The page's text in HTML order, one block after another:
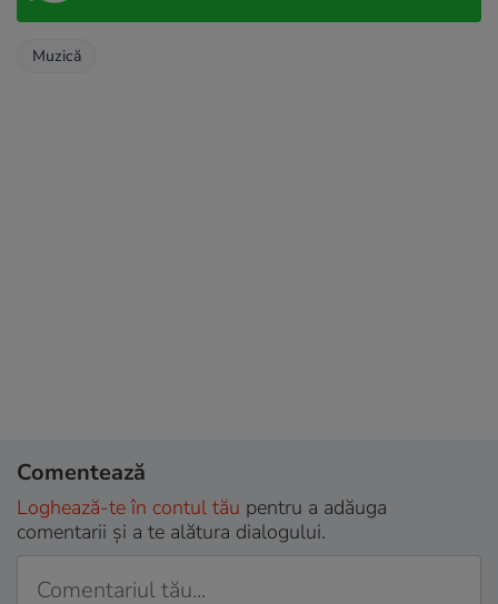
Muzică
Comentează
Loghează-te în contul tău pentru a adăuga
comentarii și a te alătura dialogului.